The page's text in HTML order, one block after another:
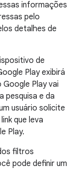
informações
pelo
detalhes de
de
Play exibirá
Play vai
pesquisa e da
usuário solicite
que leva
Play.
filtros
pode definir um